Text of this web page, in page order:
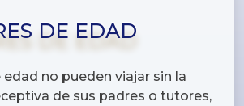
DE EDAD
no pueden viajar sin la
de sus padres o tutores,